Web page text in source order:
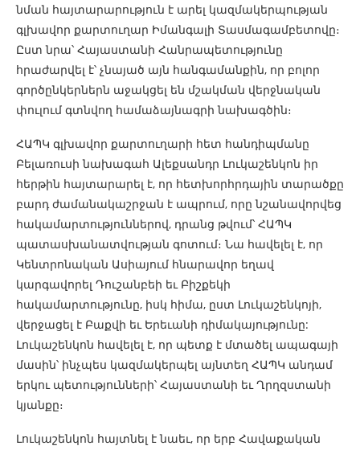
նման հայտարարություն է արել կազմակերպության
գլխավոր քարտուղար Իմանգալի Տասմագամբետովը։
Ըստ նրա՝ Հայաստանի Հանրապետությունը
հրաժարվել է՝ չնայած այն հանգամանքին, որ բոլոր
գործընկերներն աջակցել են մշակման վերջնական
փուլում գտնվող համաձայնագրի նախագծին։
ՀԱՊԿ գլխավոր քարտուղարի հետ հանդիպմանը
Բելառուսի նախագահ Ալեքսանդր Լուկաշենկոն իր
հերթին հայտարարել է, որ հետխորհրդային տարածքը
բարդ ժամանակաշրջան է ապրում, որը նշանավորվեց
հակամարտություններով, դրանց թվում՝ ՀԱՊԿ
պատասխանատվության գոտում։ Նա հավելել է, որ
Կենտրոնական Ասիայում հնարավոր եղավ
կարգավորել Դուշանբեի եւ Բիշքեկի
հակամարտությունը, իսկ հիմա, ըստ Լուկաշենկոյի,
վերջացել է Բաքվի եւ Երեւանի դիմակայությունը:
Լուկաշենկոն հավելել է, որ պետք է մտածել ապագայի
մասին՝ ինչպես կազմակերպել այնտեղ ՀԱՊԿ անդամ
երկու պետությունների՝ Հայաստանի եւ Ղրղզստանի
կյանքը։
Լուկաշենկոն հայտնել է նաեւ, որ երբ Հավաքական